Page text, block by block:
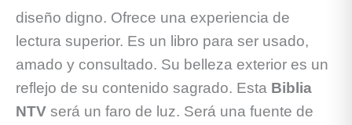
diseño digno. Ofrece una experiencia de
lectura superior. Es un libro para ser usado,
amado y consultado. Su belleza exterior es un
reflejo de su contenido sagrado. Esta Biblia
NTV será un faro de luz. Será una fuente de